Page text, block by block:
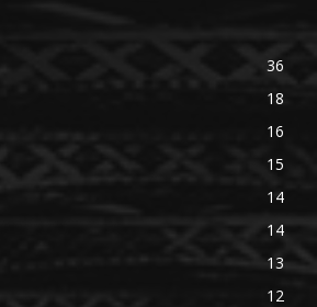
36
18
16
15
14
14
13
12